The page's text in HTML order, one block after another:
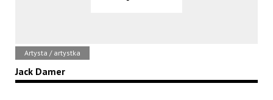
Artysta / artystka
Jack Damer